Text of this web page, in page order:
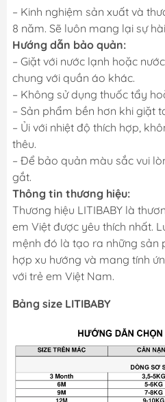
– Kinh nghiệm sản xuất và
8 năm. Sẽ luôn mang lại sự
Hướng dẫn bảo quản:
– Giặt với nước lạnh hoặc
chung với quần áo khác.
– Không sử dụng thuốc tẩy
– Sản phẩm bền hơn khi giặt
– Ủi với nhiệt độ thích hợp,
thêu.
– Để bảo quản màu sắc vui
gắt.
Thông tin thương hiệu:
Thương hiệu LITIBABY là
em Việt được yêu thích nhất.
mệnh đó là tạo ra những sản
hợp xu hướng và mang tính
với trẻ em Việt Nam.
Bảng size LITIBABY